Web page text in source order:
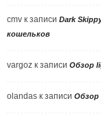
cmv к записи Dark
кошельков
vargoz к записи Обзор
olandas к записи Обзор